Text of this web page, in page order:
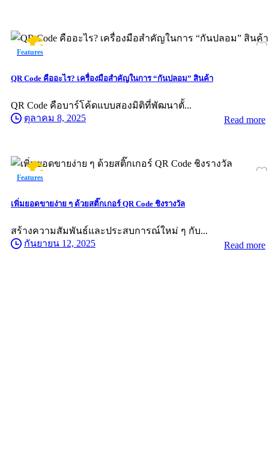
Features
QR Code คืออะไร? เครื่องมือสำคัญในการ “กันปลอม” สินค้า
QR Code คือบาร์โค้ดแบบสองมิติที่พัฒนาตั้...
ตุลาคม 8, 2025
Read more
Features
เพิ่มยอดขายง่าย ๆ ด้วยสติ๊กเกอร์ QR Code ชิงรางวัล
สร้างความสัมพันธ์และประสบการณ์ใหม่ ๆ กับ...
กันยายน 12, 2025
Read more